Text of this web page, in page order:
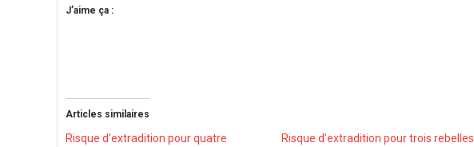
J’aime ça :
Articles similaires
Risque d’extradition pour quatre
Risque d’extradition pour trois rebelles